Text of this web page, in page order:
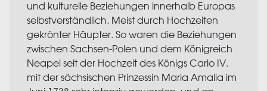
und kulturelle Beziehungen innerhalb Europas
selbstverständlich. Meist durch Hochzeiten
gekrönter Häupter. So waren die Beziehungen
zwischen Sachsen-Polen und dem Königreich
Neapel seit der Hochzeit des Königs Carlo IV.
mit der sächsischen Prinzessin Maria Amalia im